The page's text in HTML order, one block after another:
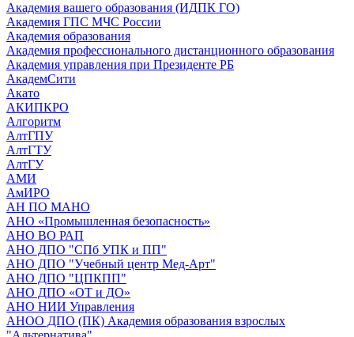
Академия вашего образования (ИДПК ГО)
Академия ГПС МЧС России
Академия образования
Академия профессионального дистанционного образования
Академия управления при Президенте РБ
АкадемСити
Акато
АКИПКРО
Алгоритм
АлтГПУ
АлтГТУ
АлтГУ
АМИ
АмИРО
АН ПО МАНО
АНО «Промышленная безопасность»
АНО ВО РАП
АНО ДПО "СПб УПК и ПП"
АНО ДПО "Учебный центр Мед-Арт"
АНО ДПО "ЦПКПП"
АНО ДПО «ОТ и ДО»
АНО НИИ Управления
АНОО ДПО (ПК) Академия образования взрослых